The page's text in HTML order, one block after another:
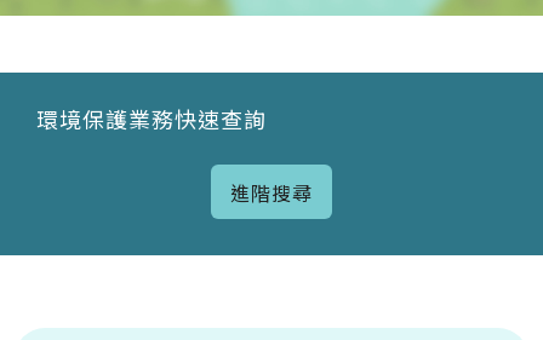
環境保護業務快速查詢
進階搜尋